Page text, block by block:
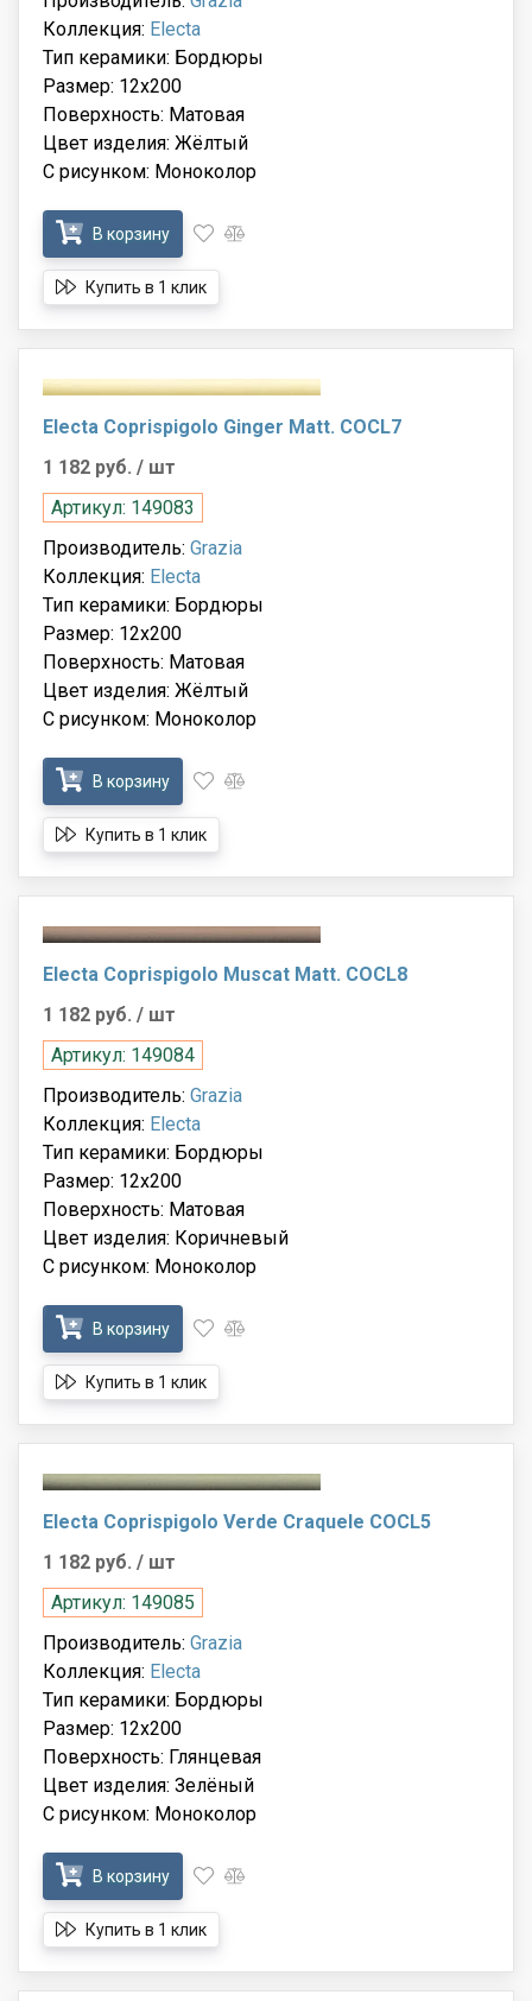
Коллекция: Electa
Тип керамики: Бордюры
Размер: 12x200
Поверхность: Матовая
Цвет изделия: Жёлтый
С рисунком: Моноколор
В корзину
Купить в 1 клик
Electa Coprispigolo Ginger Matt. COCL7
1 182 руб. / шт
Артикул: 149083
Производитель: Grazia
Коллекция: Electa
Тип керамики: Бордюры
Размер: 12x200
Поверхность: Матовая
Цвет изделия: Жёлтый
С рисунком: Моноколор
В корзину
Купить в 1 клик
Electa Coprispigolo Muscat Matt. COCL8
1 182 руб. / шт
Артикул: 149084
Производитель: Grazia
Коллекция: Electa
Тип керамики: Бордюры
Размер: 12x200
Поверхность: Матовая
Цвет изделия: Коричневый
С рисунком: Моноколор
В корзину
Купить в 1 клик
Electa Coprispigolo Verde Craquele COCL5
1 182 руб. / шт
Артикул: 149085
Производитель: Grazia
Коллекция: Electa
Тип керамики: Бордюры
Размер: 12x200
Поверхность: Глянцевая
Цвет изделия: Зелёный
С рисунком: Моноколор
В корзину
Купить в 1 клик